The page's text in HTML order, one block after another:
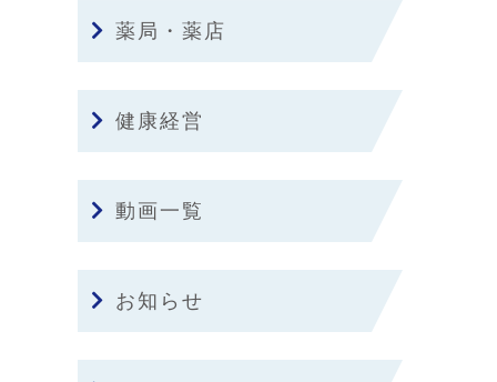
薬局・薬店
健康経営
動画一覧
お知らせ